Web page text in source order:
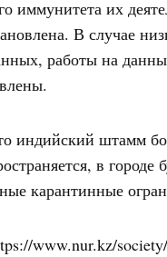
иммунитета их
В случае
работы на
индийский штамм
в городе
карантинные
www.nur.kz/